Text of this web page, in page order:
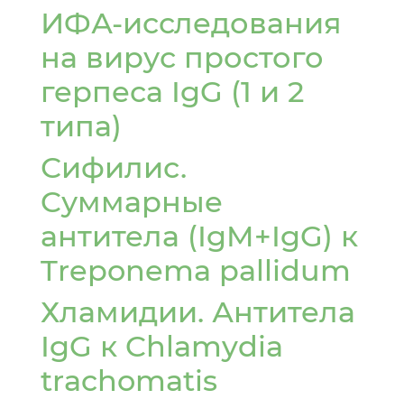
ИФА-исследования
на вирус простого
герпеса IgG (1 и 2
типа)
Сифилис.
Cуммарные
антитела (IgM+IgG) к
Treponema pallidum
Хламидии. Антитела
IgG к Chlamydia
trachomatis
Туркестанская область
У
Ч
Чунджа
Ш
Шахтинск
Шымкент